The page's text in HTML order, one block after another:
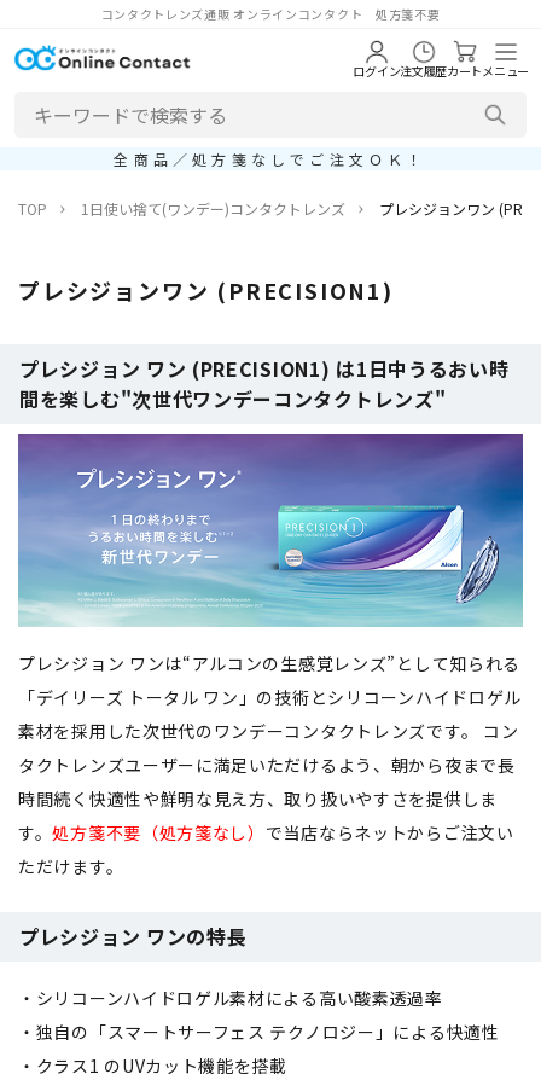
コンタクトレンズ通販 オンラインコンタクト 処方箋不要
ログイン注文履歴カートメニュー
全商品／処方箋なしでご注文ＯＫ！
TOP 1日使い捨て(ワンデー)コンタクトレンズ プレシジョンワン
プレシジョンワン (PRECISION1)
プレシジョン ワン (PRECISION1) は1日中うるおい時
間を楽しむ"次世代ワンデーコンタクトレンズ"
プレシジョン ワンは“アルコンの生感覚レンズ”として知られる
「デイリーズ トータル ワン」の技術とシリコーンハイドロゲル
素材を採用した次世代のワンデーコンタクトレンズです。 コン
タクトレンズユーザーに満足いただけるよう、朝から夜まで長
時間続く快適性や鮮明な見え方、取り扱いやすさを提供しま
す。処方箋不要（処方箋なし） で当店ならネットからご注文い
ただけます。
プレシジョン ワンの特長
・シリコーンハイドロゲル素材による高い酸素透過率
・独自の「スマートサーフェス テクノロジー」による快適性
・クラス1 のUVカット機能を搭載